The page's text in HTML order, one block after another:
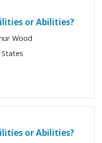
or Abilities?
Wood
or Abilities?